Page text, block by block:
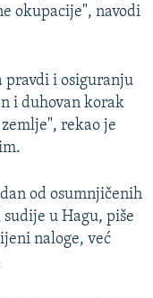
okupacije", navodi
pravdi i osiguranju
i duhovan korak
rekao je
od osumnjičenih
u Hagu, piše
naloge, već